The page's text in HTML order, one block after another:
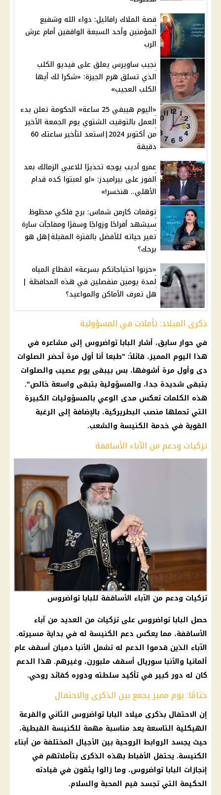
قصة الملاك رافائيل: دواء الله وشفيع
المؤمنين وأحد السبعة الواقفين أمام عرش
الرب
نجيب ساويرس يعلق على فيديو الكلب
الذي تسلق هرم الجيزة: «شكرا لك أيها
الكلب العجيب»
«اليوم هيبقي 25 ساعة» الحكومة تعلن بدء
العمل بالتوقيت الشتوي يوم الجمعة الأخير
من أكتوبر 2024|استعد لتأخير ساعتك 60
دقيقة
عمرو أديب يوجه تحذيرًا للاعبي الزمالك بعد
الفوز على بيراميدز: «لو لعبتوا كده قدام
الأهلي.. هنخسر!»
توقعات كارمن شماس: برج فلكي محظوظ
سيشهد أفراحًا وزواجًا وسفرًا ومفاجآت سارة
تغير حياته للأفضل بالفترة المقبلة|هل هو
برجك؟
«خزنوا احتياجاتكم بسرعة» انقطاع المياه
لمدة يومين منفصلين في هذه المحافظة |
هل تعرف الأماكن والمواعيد؟
ذكرى الميلاد: تأملات في المسؤولية
في حوار سابق، أشارالبابا تواضروس إلى مشاعره في
هذا اليوم المميز، قائلاً: "طبعا أنا أول مرة أحضر الصلوات
دى وأول مرة أشوفها، بس بيبقى يوم عصيب والصلوات
بتبقى شديدة جدا، والمسؤولية بتبقى واسعة خالص".
هذه الكلمات تعكس مدى الوعي بالمسؤوليات الكبيرة
التي تحملها منصب البطريركية، بالإضافة إلى الرغبة
القوية في خدمة الكنيسة والشعب.
تزكيات ودعم من الآباء الأساقفة
تزكيات ودعم من الآباء الأساقفة للبابا تواضروس
حصل البابا تواضروس على تزكيات من العديد من آباء
الأساقفة، مما يعكس دعم الكنيسة له في بداية مسيرته.
الآباء الذين قدموا الدعم له تشمل الأنبا دميان أسقف عام
ألمانيا والأنبا سوريال أسقف ملبورن، وغيرهم. هذا الدعم
كان له دور كبير في تأكيد سلطته ودوره كقائد روحي.
ختامًا: يوم مميز يجمع بين الذكرى والاحتفال
إن الاحتفال بذكرى ميلاد البابا تواضروس الثاني والقرعة
الهيكلية التاسعة يعد مناسبة مهمة للكنيسة القبطية،
حيث يجسد الروابط الروحية بين الأجيال المختلفة من أبناء
الكنيسة. يحتفل الأقباطبهذه الذكرى بتأملاتهم في
إنجازات البابا تواضروس، وما زالوا يثقون في قيادته
الحكيمة التي تجسد قيم المحبة والسلام.